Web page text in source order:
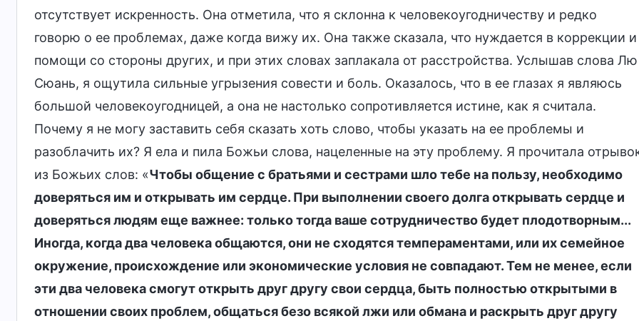
отсутствует искренность. Она отметила, что я склонна к человекоугодничеству и редко
говорю о ее проблемах, даже когда вижу их. Она также сказала, что нуждается в коррекции и
помощи со стороны других, и при этих словах заплакала от расстройства. Услышав слова Лю
Сюань, я ощутила сильные угрызения совести и боль. Оказалось, что в ее глазах я являюсь
большой человекоугодницей, а она не настолько сопротивляется истине, как я считала.
Почему я не могу заставить себя сказать хоть слово, чтобы указать на ее проблемы и
разоблачить их? Я ела и пила Божьи слова, нацеленные на эту проблему. Я прочитала
из Божьих слов: «Чтобы общение с братьями и сестрами шло тебе на пользу, необходимо
доверяться им и открывать им сердце. При выполнении своего долга открывать сердце и
доверяться людям еще важнее: только тогда ваше сотрудничество будет плодотворным...
Иногда, когда два человека общаются, они не сходятся темпераментами, или их семейное
окружение, происхождение или экономические условия не совпадают. Тем не менее, если
эти два человека смогут открыть друг другу свои сердца, быть полностью открытыми в
отношении своих проблем, общаться безо всякой лжи или обмана и раскрыть друг другу